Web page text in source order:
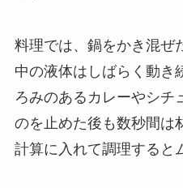
料理では、鍋をかき混ぜ
中の液体はしばらく動き
ろみのあるカレーやシチ
のを止めた後も数秒間は
計算に入れて調理すると